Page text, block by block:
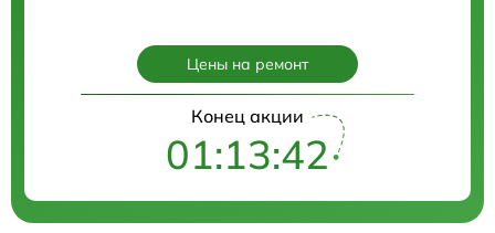
Цены на ремонт
Конец акции
01:13:40